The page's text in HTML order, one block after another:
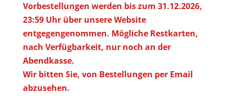
Vorbestellungen werden bis zum 31.12.2026,
23:59 Uhr über unsere Website
entgegengenommen. Mögliche Restkarten,
nach Verfügbarkeit, nur noch an der
Abendkasse.
Wir bitten Sie, von Bestellungen per Email
abzusehen.